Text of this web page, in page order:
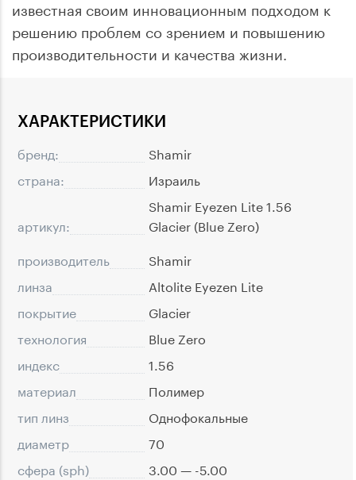
известная своим инновационным подходом к
решению проблем со зрением и повышению
производительности и качества жизни.
ХАРАКТЕРИСТИКИ
бренд:
Shamir
страна:
Израиль
артикул:
Shamir Eyezen Lite 1.56
Glacier (Blue Zero)
производитель
Shamir
линза
Altolite Eyezen Lite
покрытие
Glacier
технология
Blue Zero
индекс
1.56
материал
Полимер
тип линз
Однофокальные
диаметр
70
сфера (sph)
3.00 — -5.00